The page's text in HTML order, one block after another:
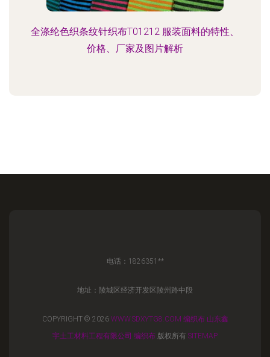
全涤纶色织条纹针织布T01212 服装面料的特性、
价格、厂家及图片解析
电话：1826351**
地址：陵城区经济开发区陵州路中段
COPYRIGHT © 2026 WWW.SDXYTG8.COM 编织布 山东鑫
宇土工材料工程有限公司 编织布 版权所有 SITEMAP